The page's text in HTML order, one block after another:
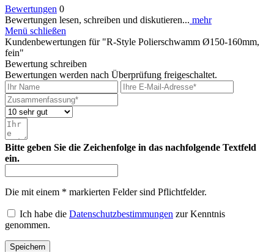
Bewertungen 0
Bewertungen lesen, schreiben und diskutieren... mehr
Menü schließen
Kundenbewertungen für "R-Style Polierschwamm Ø150-160mm,
fein"
Bewertung schreiben
Bewertungen werden nach Überprüfung freigeschaltet.
Bitte geben Sie die Zeichenfolge in das nachfolgende Textfeld
ein.
Die mit einem * markierten Felder sind Pflichtfelder.
Ich habe die Datenschutzbestimmungen zur Kenntnis
genommen.
Speichern